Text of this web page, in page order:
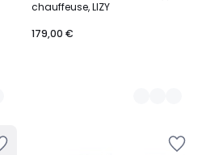
chauffeuse, LIZY
179,00 €